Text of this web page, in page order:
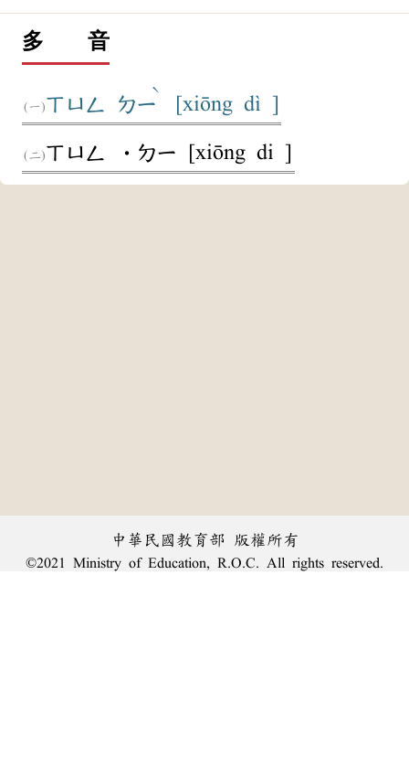
多 音
ㄒㄩㄥ ㄉㄧ
ˋ
[xiōng dì ]
ㄒㄩㄥ ˙ㄉㄧ [xiōng di ]
中華民國教育部 版權所有
©2021 Ministry of Education, R.O.C. All rights reserved.